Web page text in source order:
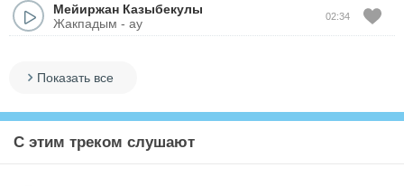
Мейиржан Казыбекулы
Жакпадым - ау
02:34
Показать все
С этим треком слушают